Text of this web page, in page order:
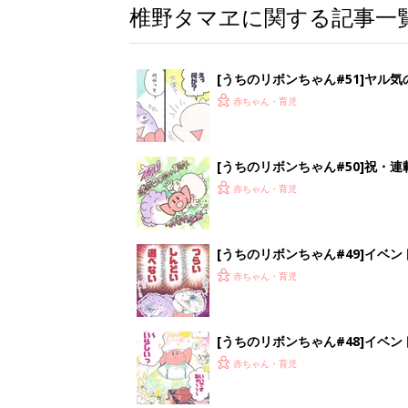
椎野タマヱに関する記事一
[うちのリボンちゃん#51]ヤル
赤ちゃん・育児
[うちのリボンちゃん#50]祝・連
赤ちゃん・育児
[うちのリボンちゃん#49]イベン
赤ちゃん・育児
[うちのリボンちゃん#48]イベン
赤ちゃん・育児